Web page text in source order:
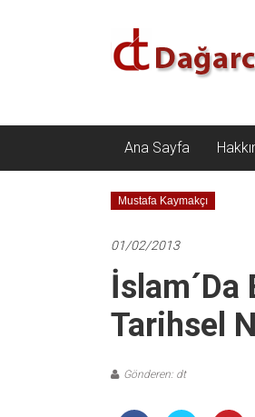
Dağarcık
Türkiye
Türkiye
Cumhuriyeti…
Ana Sayfa
Mustafa Kaymakçı
01/02/2013
İslam´da
Tarihsel
Gönderen: dt